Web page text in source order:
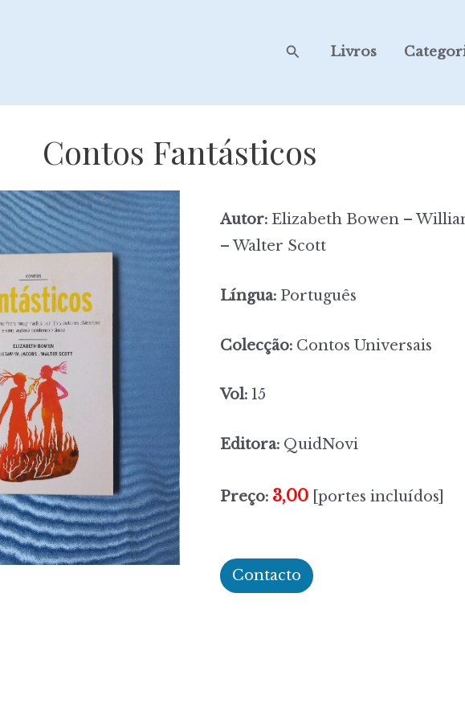
SearchLivros
Contos Fantásticos
Autor: Elizabeth Bowen –
– Walter Scott
Língua: Português
Colecção: Contos Universais
Vol: 15
Editora: QuidNovi
Preço: 3,00 [portes incluídos]
Contacto